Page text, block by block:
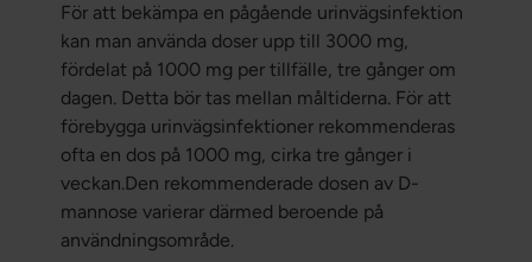
För att bekämpa en pågående urinvägsinfektion
kan man använda doser upp till 3000 mg,
fördelat på 1000 mg per tillfälle, tre gånger om
dagen. Detta bör tas mellan måltiderna. För att
förebygga urinvägsinfektioner rekommenderas
ofta en dos på 1000 mg, cirka tre gånger i
veckan.Den rekommenderade dosen av D-
mannose varierar därmed beroende på
användningsområde.